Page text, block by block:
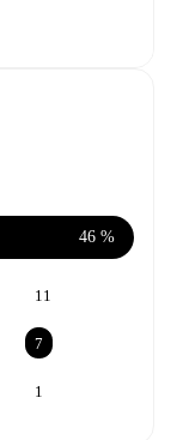
46 %
11
7
1